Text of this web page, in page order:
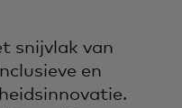
snijvlak van
en